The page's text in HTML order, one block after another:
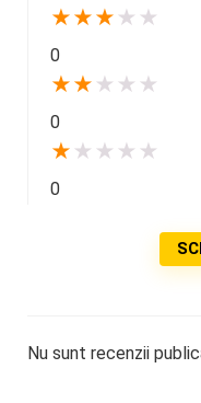
★★★ ★ ★
0
★★ ★ ★ ★
0
★ ★ ★ ★ ★
0
Nu sunt recenzii